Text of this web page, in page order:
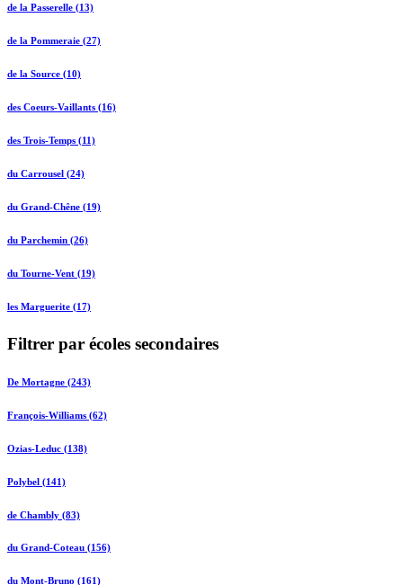
de la Passerelle (13)
de la Pommeraie (27)
de la Source (10)
des Coeurs-Vaillants (16)
des Trois-Temps (11)
du Carrousel (24)
du Grand-Chêne (19)
du Parchemin (26)
du Tourne-Vent (19)
les Marguerite (17)
Filtrer par écoles secondaires
De Mortagne (243)
François-Williams (62)
Ozias-Leduc (138)
Polybel (141)
de Chambly (83)
du Grand-Coteau (156)
du Mont-Bruno (161)